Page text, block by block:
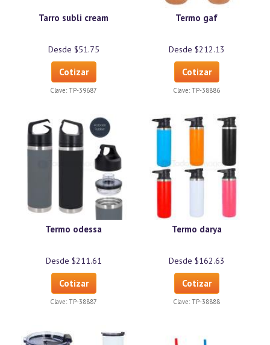
Tarro subli cream
Desde $51.75
Cotizar
Clave: TP-39687
Termo gaf
Desde $212.13
Cotizar
Clave: TP-38886
Termo odessa
Desde $211.61
Cotizar
Clave: TP-38887
Termo darya
Desde $162.63
Cotizar
Clave: TP-38888